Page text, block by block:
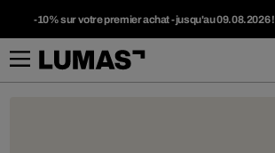
-10% sur votre premier achat - jusqu'au 09.08.2026 !